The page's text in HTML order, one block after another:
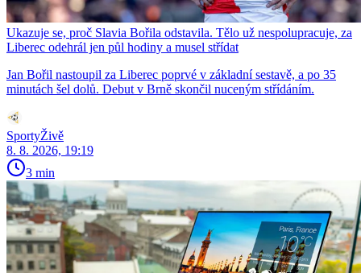
Ukazuje se, proč Slavia Bořila odstavila. Tělo už nespolupracuje, za
Liberec odehrál jen půl hodiny a musel střídat
Jan Bořil nastoupil za Liberec poprvé v základní sestavě, a po 35
minutách šel dolů. Debut v Brně skončil nuceným střídáním.
SportyŽivě
8. 8. 2026, 19:19
3 min